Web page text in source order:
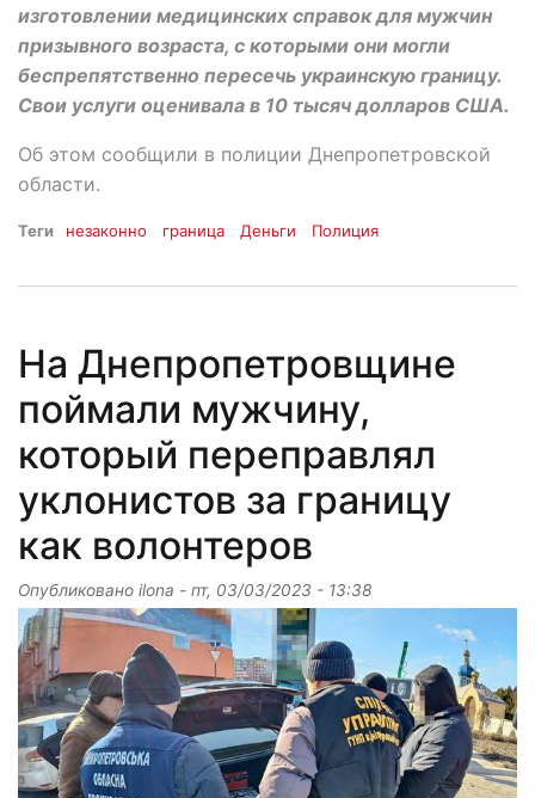
изготовлении медицинских справок для мужчин
призывного возраста, с которыми они могли
беспрепятственно пересечь украинскую границу.
Свои услуги оценивала в 10 тысяч долларов США.
Об этом сообщили в полиции Днепропетровской
области.
Теги незаконно граница Деньги Полиция
На Днепропетровщине
поймали мужчину,
который переправлял
уклонистов за границу
как волонтеров
Опубликовано ilona - пт, 03/03/2023 - 13:38